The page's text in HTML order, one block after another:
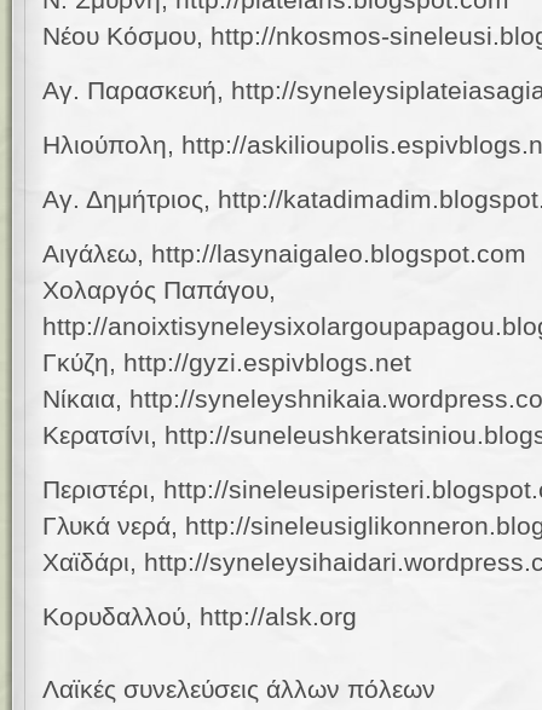
Νέου Κόσμου, http://nkosmos-
Αγ. Παρασκευή, http://
Ηλιούπολη, http://
Αγ. Δημήτριος, http://
Αιγάλεω, http://lasynaigaleo.blogspot.com
Χολαργός Παπάγου,
http://
Γκύζη, http://gyzi.espivblogs.net
Νίκαια, http://
Κερατσίνι, http://
Περιστέρι, http://
Γλυκά νερά, http://
Χαϊδάρι, http://
Κορυδαλλού, http://alsk.org
Λαϊκές συνελεύσεις άλλων πόλεων